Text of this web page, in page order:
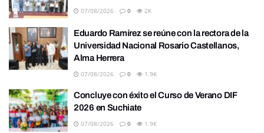
07/08/2026 0 2K
Eduardo Ramírez se reúne con la rectora de la
Universidad Nacional Rosario Castellanos,
Alma Herrera
07/08/2026 0 1.9K
Concluye con éxito el Curso de Verano DIF
2026 en Suchiate
07/08/2026 0 1.9K